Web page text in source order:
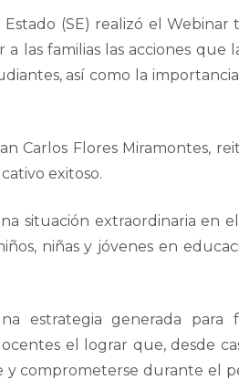
(SE) realizó el
las familias las acciones
así como la
Carlos Flores Miramontes,
exitoso.
situación extraordinaria en
niñas y jóvenes en
estrategia generada para
el lograr que, desde
y comprometerse durante el